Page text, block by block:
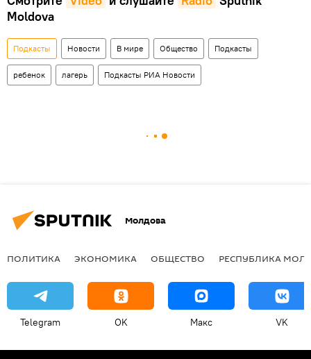
Moldova
Подкасты Новости В мире Общество Подкасты
ребенок лагерь Подкасты РИА Новости
Молдова
ПОЛИТИКА ЭКОНОМИКА ОБЩЕСТВО РЕСПУБЛИКА
Telegram OK Макс VK